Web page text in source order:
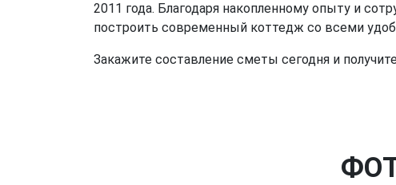
2011 года. Благодаря накопленному опыту и
построить современный коттедж со всеми
Закажите составление сметы сегодня и